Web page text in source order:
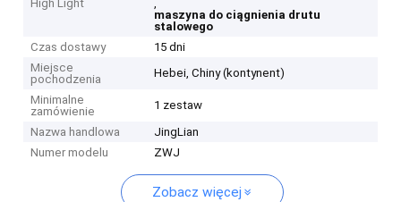
High Light
,
maszyna do ciągnienia drutu
stalowego
Czas dostawy
15 dni
Miejsce
pochodzenia
Hebei, Chiny (kontynent)
Minimalne
zamówienie
1 zestaw
Nazwa handlowa
JingLian
Numer modelu
ZWJ
Zobacz więcej